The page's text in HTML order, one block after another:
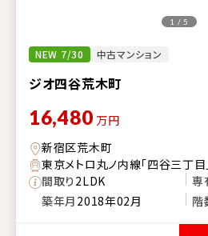
NEW 7/30 中古マンション
ジオ四谷荒木町
1 / 5
16,480 万円
新宿区荒木町
東京メトロ丸ノ内線「四谷三丁
間取り2LDK 専
築年月 2018年02月 階